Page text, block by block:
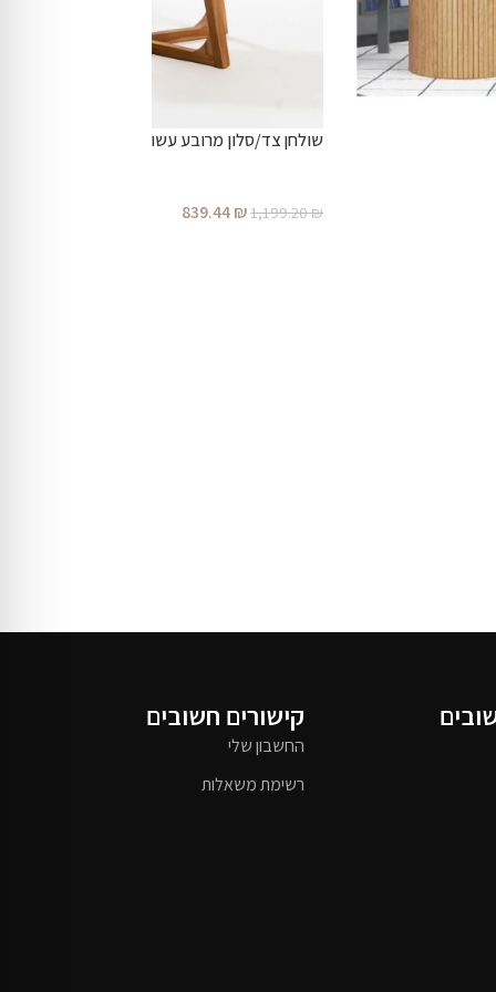
שולחן צד/סלון מרובע עשוי מעץ טיק מלא.
1,199.20₪
839.44₪
קישורים חשובים
החשבון שלי
רשימת משאלות